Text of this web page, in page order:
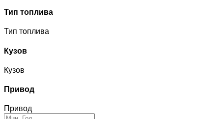
Тип топлива
Тип топлива
Кузов
Кузов
Привод
Привод